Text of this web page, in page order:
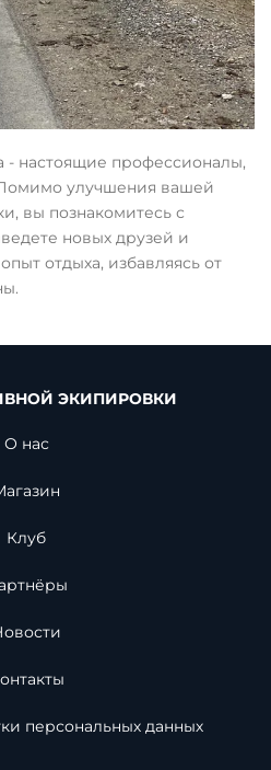
- настоящие профессионалы,
улучшения вашей
вы познакомитесь с
новых друзей и
отдыха, избавляясь от
ЭКИПИРОВКИ
О нас
Клуб
персональных данных